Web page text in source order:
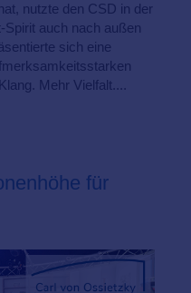
nutzte den CSD in der
auch nach außen
sich eine
Mehr Vielfalt....
für